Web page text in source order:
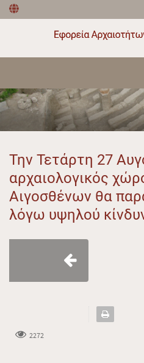
Την Τετάρτη 27
αρχαιολογικός
Αιγοσθένων θα
λόγω υψηλού
2272